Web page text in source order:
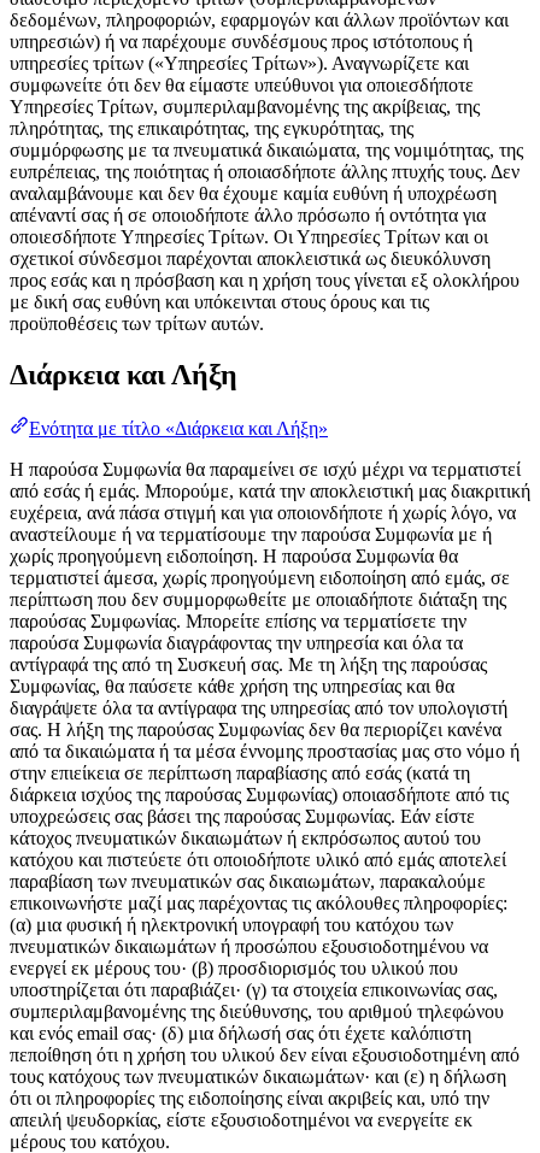
δεδομένων, πληροφοριών, εφαρμογών και άλλων προϊόντων και
υπηρεσιών) ή να παρέχουμε συνδέσμους προς ιστότοπους ή
υπηρεσίες τρίτων («Υπηρεσίες Τρίτων»). Αναγνωρίζετε και
συμφωνείτε ότι δεν θα είμαστε υπεύθυνοι για οποιεσδήποτε
Υπηρεσίες Τρίτων, συμπεριλαμβανομένης της ακρίβειας, της
πληρότητας, της επικαιρότητας, της εγκυρότητας, της
συμμόρφωσης με τα πνευματικά δικαιώματα, της νομιμότητας, της
ευπρέπειας, της ποιότητας ή οποιασδήποτε άλλης πτυχής τους. Δεν
αναλαμβάνουμε και δεν θα έχουμε καμία ευθύνη ή υποχρέωση
απέναντί σας ή σε οποιοδήποτε άλλο πρόσωπο ή οντότητα για
οποιεσδήποτε Υπηρεσίες Τρίτων. Οι Υπηρεσίες Τρίτων και οι
σχετικοί σύνδεσμοι παρέχονται αποκλειστικά ως διευκόλυνση
προς εσάς και η πρόσβαση και η χρήση τους γίνεται εξ ολοκλήρου
με δική σας ευθύνη και υπόκεινται στους όρους και τις
προϋποθέσεις των τρίτων αυτών.
Διάρκεια και Λήξη
Ενότητα με τίτλο «Διάρκεια και Λήξη»
Η παρούσα Συμφωνία θα παραμείνει σε ισχύ μέχρι να τερματιστεί
από εσάς ή εμάς. Μπορούμε, κατά την αποκλειστική μας διακριτική
ευχέρεια, ανά πάσα στιγμή και για οποιονδήποτε ή χωρίς λόγο, να
αναστείλουμε ή να τερματίσουμε την παρούσα Συμφωνία με ή
χωρίς προηγούμενη ειδοποίηση. Η παρούσα Συμφωνία θα
τερματιστεί άμεσα, χωρίς προηγούμενη ειδοποίηση από εμάς, σε
περίπτωση που δεν συμμορφωθείτε με οποιαδήποτε διάταξη της
παρούσας Συμφωνίας. Μπορείτε επίσης να τερματίσετε την
παρούσα Συμφωνία διαγράφοντας την υπηρεσία και όλα τα
αντίγραφά της από τη Συσκευή σας. Με τη λήξη της παρούσας
Συμφωνίας, θα παύσετε κάθε χρήση της υπηρεσίας και θα
διαγράψετε όλα τα αντίγραφα της υπηρεσίας από τον υπολογιστή
σας. Η λήξη της παρούσας Συμφωνίας δεν θα περιορίζει κανένα
από τα δικαιώματα ή τα μέσα έννομης προστασίας μας στο νόμο ή
στην επιείκεια σε περίπτωση παραβίασης από εσάς (κατά τη
διάρκεια ισχύος της παρούσας Συμφωνίας) οποιασδήποτε από τις
υποχρεώσεις σας βάσει της παρούσας Συμφωνίας. Εάν είστε
κάτοχος πνευματικών δικαιωμάτων ή εκπρόσωπος αυτού του
κατόχου και πιστεύετε ότι οποιοδήποτε υλικό από εμάς αποτελεί
παραβίαση των πνευματικών σας δικαιωμάτων, παρακαλούμε
επικοινωνήστε μαζί μας παρέχοντας τις ακόλουθες πληροφορίες:
(α) μια φυσική ή ηλεκτρονική υπογραφή του κατόχου των
πνευματικών δικαιωμάτων ή προσώπου εξουσιοδοτημένου να
ενεργεί εκ μέρους του· (β) προσδιορισμός του υλικού που
υποστηρίζεται ότι παραβιάζει· (γ) τα στοιχεία επικοινωνίας σας,
συμπεριλαμβανομένης της διεύθυνσης, του αριθμού τηλεφώνου
και ενός email σας· (δ) μια δήλωσή σας ότι έχετε καλόπιστη
πεποίθηση ότι η χρήση του υλικού δεν είναι εξουσιοδοτημένη από
τους κατόχους των πνευματικών δικαιωμάτων· και (ε) η δήλωση
ότι οι πληροφορίες της ειδοποίησης είναι ακριβείς και, υπό την
απειλή ψευδορκίας, είστε εξουσιοδοτημένοι να ενεργείτε εκ
μέρους του κατόχου.